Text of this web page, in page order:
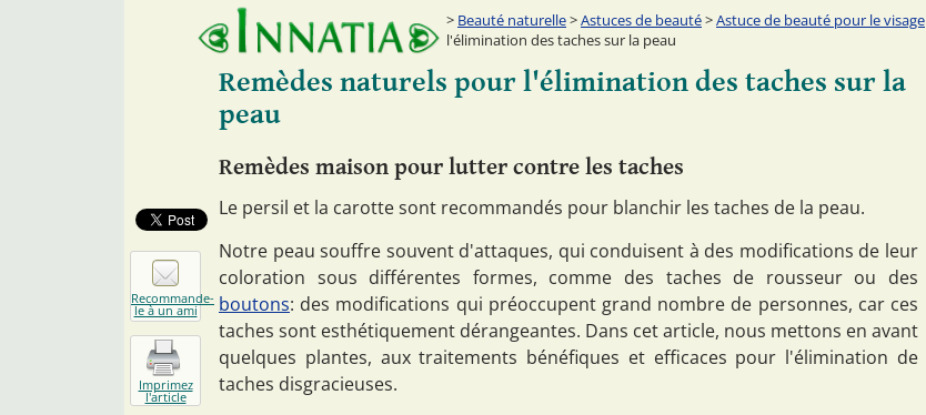
Beauté naturelle>Astuces de beauté>Astuce de beauté pour le visage
l'élimination des taches sur la peau
Remèdes naturels pour l'élimination des taches sur la
peau
Remèdes maison pour lutter contre les taches
Le persil et la carotte sont recommandés pour blanchir les taches de la peau.
Notre peau souffre souvent d'attaques, qui conduisent à des modifications de leur
coloration sous différentes formes, comme des taches de rousseur ou des
boutons: des modifications qui préoccupent grand nombre de personnes, car ces
taches sont esthétiquement dérangeantes. Dans cet article, nous mettons en avant
quelques plantes, aux traitements bénéfiques et efficaces pour l'élimination de
taches disgracieuses.
Recommande-
le à un ami
Imprimez
l'article